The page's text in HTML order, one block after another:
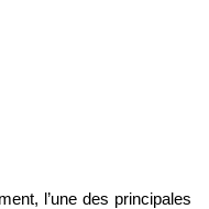
l’une des principales